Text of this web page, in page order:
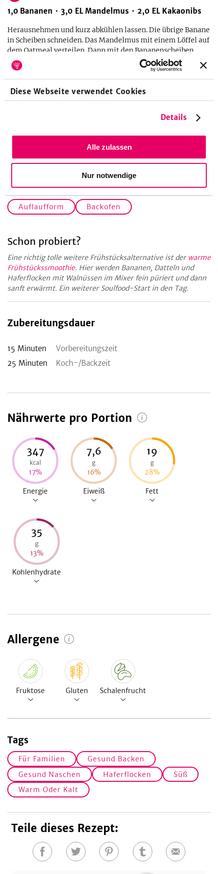
Diese Webseite verwendet Cookies
Details
Alle zulassen
Nur notwendige
1,0 Bananen 3,0 EL Mandelmus 2,0 EL Kakaonibs
Herausnehmen und kurz abkühlen lassen. Die übrige Banane
in Scheiben schneiden. Das Mandelmus mit einem Löffel auf
dem Oatmeal verteilen. Dann mit den Bananenscheiben
belegen und mit den Kakaonibs bestreuen. Warm oder kalt
servieren.
Küchengeräte
Auflaufform Backofen
Schon probiert?
Eine richtig tolle weitere Frühstücksalternative ist der warme
Frühstückssmoothie. Hier werden Bananen, Datteln und
Haferflocken mit Walnüssen im Mixer fein püriert und dann
sanft erwärmt. Ein weiterer Soulfood-Start in den Tag.
Zubereitungsdauer
15 Minuten
Vorbereitungszeit
25 Minuten Koch-/Backzeit
Nährwerte pro Portion
347
kcal
17%
Energie
7,6
g
16%
Eiweiß
19
g
28%
Fett
35
g
13%
Kohlenhydrate
Allergene
Fruktose Gluten Schalenfrucht
Tags
Für Familien
Gesund Backen
Gesund Naschen
Haferflocken
Süß
Warm Oder Kalt
Teile dieses Rezept:
Auf
Auf
Auf
Auf
E-